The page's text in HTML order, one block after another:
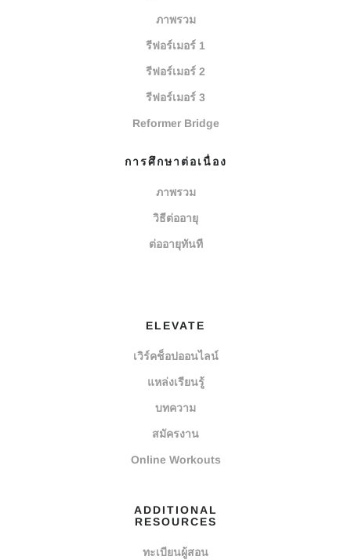
ภาพรวม
รีฟอร์เมอร์ 1
รีฟอร์เมอร์ 2
รีฟอร์เมอร์ 3
Reformer Bridge
การศึกษาต่อเนื่อง
ภาพรวม
วิธีต่ออายุ
ต่ออายุทันที
ELEVATE
เวิร์คช็อปออนไลน์
แหล่งเรียนรู้
บทความ
สมัครงาน
Online Workouts
ADDITIONAL
RESOURCES
ทะเบียนผู้สอน